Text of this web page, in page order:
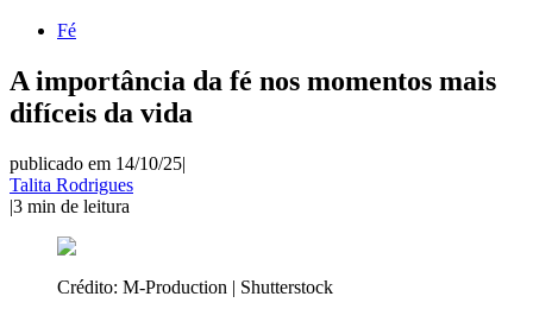
Fé
A importância da fé nos momentos mais
difíceis da vida
publicado em 14/10/25|
Talita Rodrigues
|3 min de leitura
Crédito: M-Production | Shutterstock